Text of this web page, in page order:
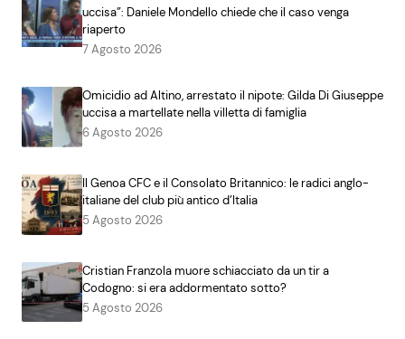
uccisa”: Daniele Mondello chiede che il caso venga
riaperto
7 Agosto 2026
Omicidio ad Altino, arrestato il nipote: Gilda Di Giuseppe
uccisa a martellate nella villetta di famiglia
6 Agosto 2026
Il Genoa CFC e il Consolato Britannico: le radici anglo-
italiane del club più antico d’Italia
5 Agosto 2026
Cristian Franzola muore schiacciato da un tir a
Codogno: si era addormentato sotto?
5 Agosto 2026